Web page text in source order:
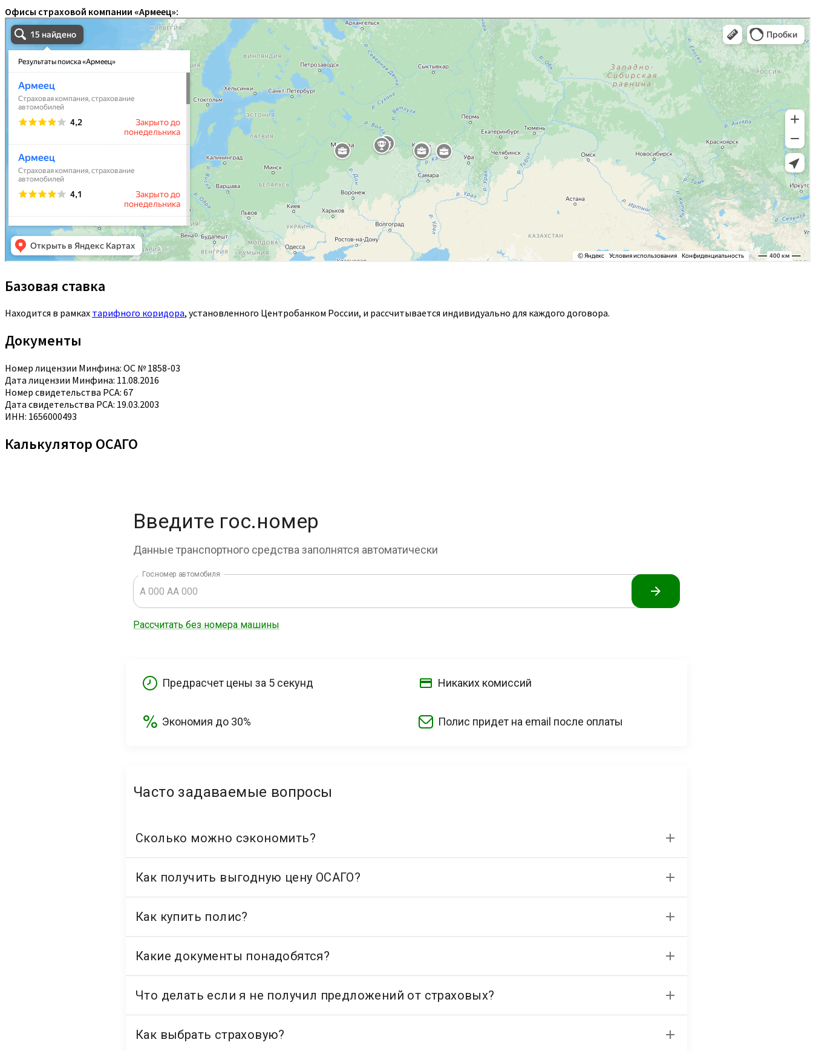
Офисы страховой компании «Армеец»:
Базовая ставка
Находится в рамках тарифного коридора, установленного Центробанком России, и рассчитывается индивидуально для каждого договора.
Документы
Номер лицензии Минфина: ОС № 1858-03
Дата лицензии Минфина: 11.08.2016
Номер свидетельства РСА: 67
Дата свидетельства РСА: 19.03.2003
ИНН: 1656000493
Калькулятор ОСАГО